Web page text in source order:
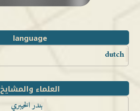
language
dutch
العلماء والمشايخ
بندر الخيبري